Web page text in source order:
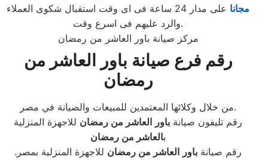
مجانا
على مدار 24 ساعة فى اى وقت استقبال شكوى العملاء
والرد عليهم فى اسرع وقت.
مركز صيانة باور العاشر من رمضان
رقم فرع صيانة باور العاشر من
رمضان
من خلال وكلائها المعتمدين للمبيعات والصيانة في مصر.
رقم تليفون صيانة باور العاشر من رمضان للاجهزة المنزلية
بالعاشر من رمضان
.رقم صيانة باور العاشر من رمضان للاجهزة المنزلية بمصر